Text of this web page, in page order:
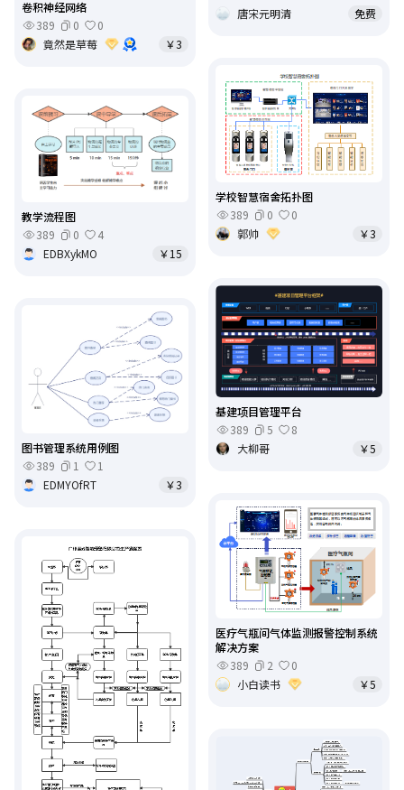
唐宋元明清
免费
卷积神经网络
389
0
0
竟然是草莓
￥3
学校智慧宿舍拓扑图
389
0
0
郭帅
￥3
教学流程图
389
0
4
EDBXykMO
￥15
基建项目管理平台
389
5
8
大柳哥
￥5
图书管理系统用例图
389
1
1
EDMYOfRT
￥3
医疗气瓶间气体监测报警控制系统
解决方案
389
2
0
小白读书
￥5